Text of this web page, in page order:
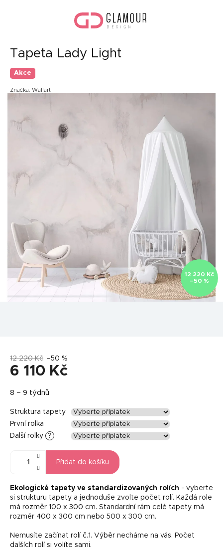
Tapeta Lady Light
Akce
Značka: Wallart
12 220 Kč
–50 %
12 220 Kč –50 %
6 110 Kč
cena:
8 – 9 týdnů
Struktura tapety
První rolka
Další rolky
?
Přidat do košíku
Ekologické tapety ve standardizovaných rolích - vyberte
si strukturu tapety a jednoduše zvolte počet rolí. Každá role
má rozměr 100 x 300 cm. Standardní rám celé tapety má
rozměr 400 x 300 cm nebo 500 x 300 cm.
Nemusíte začínat rolí č.1. Výběr necháme na vás. Počet
dalších rolí si volíte sami.